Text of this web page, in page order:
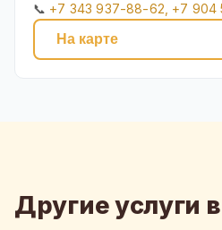
📞 +7 343 937-88-62, +7 904
На карте
Другие услуги